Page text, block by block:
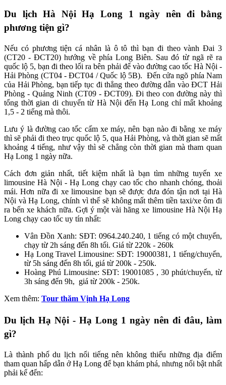
Du lịch Hà Nội Hạ Long 1 ngày nên đi bằng
phương tiện gì?
Nếu có phương tiện cá nhân là ô tô thì bạn đi theo vành Đai 3
(CT20 - ĐCT20) hướng về phía Long Biên. Sau đó từ ngã rẽ ra
quốc lộ 5, bạn đi theo lối ra bên phải để vào đường cao tốc Hà Nội -
Hải Phòng (CT04 - ĐCT04 / Quốc lộ 5B). Đến cửa ngõ phía Nam
của Hải Phòng, bạn tiếp tục đi thẳng theo đường dẫn vào ĐCT Hải
Phòng - Quảng Ninh (CT09 - ĐCT09). Đi theo con đường này thì
tổng thời gian di chuyển từ Hà Nội đến Hạ Long chỉ mất khoảng
1,5 - 2 tiếng mà thôi.
Lưu ý là đường cao tốc cấm xe máy, nên bạn nào đi bằng xe máy
thì sẽ phải đi theo trục quốc lộ 5, qua Hải Phòng, và thời gian sẽ mất
khoảng 4 tiếng, như vậy thì sẽ chẳng còn thời gian mà tham quan
Hạ Long 1 ngày nữa.
Cách đơn giản nhất, tiết kiệm nhất là bạn tìm những tuyến xe
limousine Hà Nội - Hạ Long chạy cao tốc cho nhanh chóng, thoải
mái. Hơn nữa đi xe limousine bạn sẽ được đưa đón tận nơi tại Hà
Nội và Hạ Long, chính vì thế sẽ không mất thêm tiền taxi/xe ôm đi
ra bến xe khách nữa. Gợi ý một vài hãng xe limousine Hà Nội Hạ
Long chạy cao tốc uy tín nhất:
Vân Đồn Xanh: SĐT: 0964.240.240, 1 tiếng có một chuyến,
chạy từ 2h sáng đến 8h tối. Giá từ 220k - 260k
Hạ Long Travel Limousine: SĐT: 19000381, 1 tiếng/chuyến,
từ 5h sáng đến 8h tối, giá từ 200k - 250k.
Hoàng Phú Limousine: SĐT: 19001085 , 30 phút/chuyến, từ
3h sáng đến 9h, giá từ 200k - 250k.
Xem thêm: Tour thăm Vịnh Hạ Long
Du lịch Hạ Nội - Hạ Long 1 ngày nên đi đâu, làm
gì?
Là thành phố du lịch nổi tiếng nên không thiếu những địa điểm
tham quan hấp dẫn ở Hạ Long để bạn khám phá, nhưng nổi bật nhất
phải kể đến: